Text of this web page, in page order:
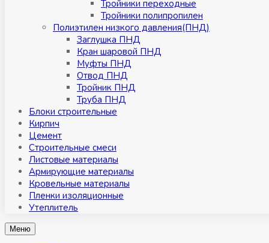
Тройники переходные
Тройники полипропилен
Полиэтилен низкого давления(ПНД)
Заглушка ПНД
Кран шаровой ПНД
Муфты ПНД
Отвод ПНД
Тройник ПНД
Труба ПНД
Блоки строительные
Кирпич
Цемент
Строительные смеси
Листовые материалы
Армирующие материалы
Кровельные материалы
Пленки изоляционные
Утеплитель
Меню